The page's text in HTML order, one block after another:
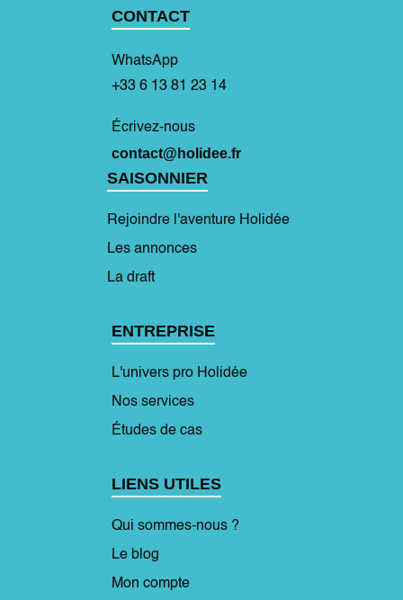
CONTACT
WhatsApp
+33 6 13 81 23 14
Écrivez-nous
contact@holidee.fr
SAISONNIER
Rejoindre l'aventure Holidée
Les annonces
La draft
ENTREPRISE
L'univers pro Holidée
Nos services
Études de cas
LIENS UTILES
Qui sommes-nous ?
Le blog
Mon compte